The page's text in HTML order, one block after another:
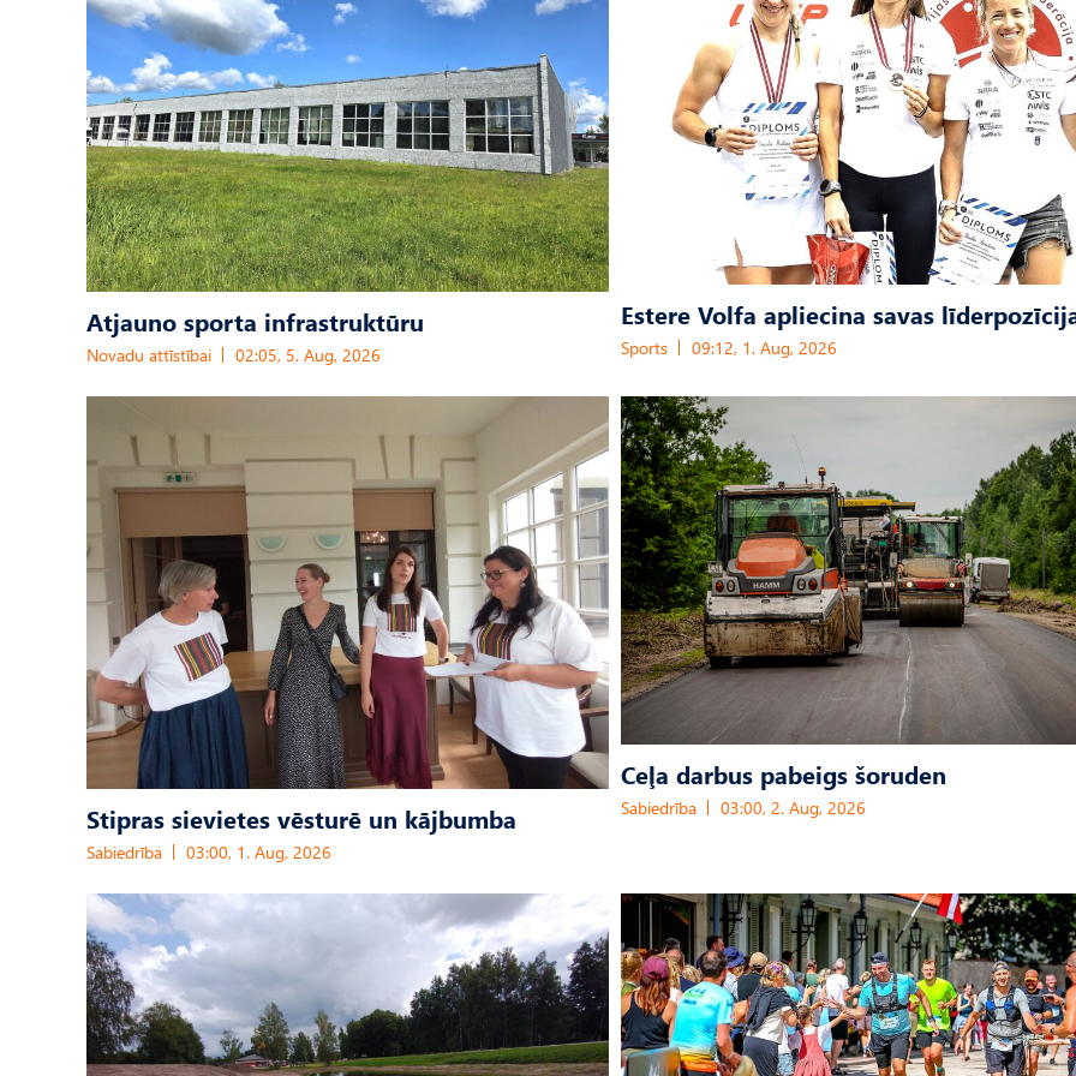
Atjauno sporta infrastruktūru
Novadu attīstībai 02:05, 5. Aug, 2026
Estere Volfa apliecina savas
Sports 09:12, 1. Aug, 2026
Stipras sievietes vēsturē un kājbumba
Sabiedrība 03:00, 1. Aug, 2026
Ceļa darbus pabeigs šoruden
Sabiedrība 03:00, 2. Aug, 2026